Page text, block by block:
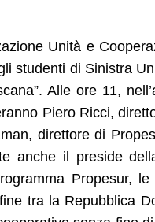
Unità e
studenti di Sinistra
Alle ore 11,
Piero Ricci,
direttore di
anche il preside
Propesur,
tra la Repubblica